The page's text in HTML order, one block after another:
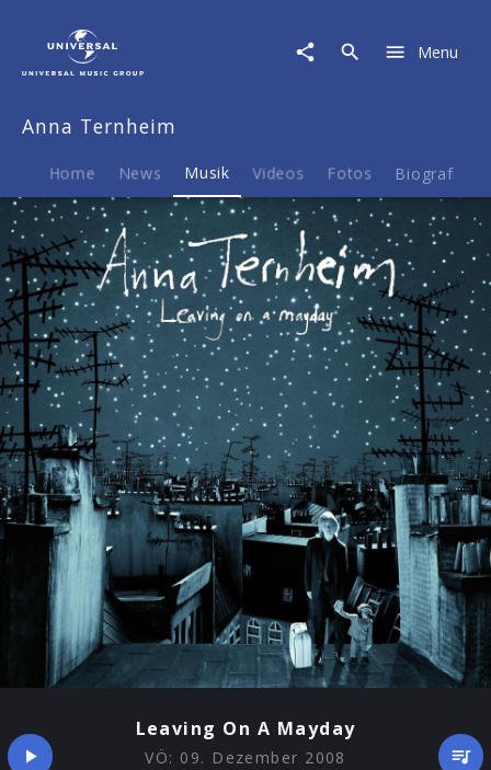
Ternheim
Musik
Leaving
Mayday
Menu
Anna Ternheim
Home News Musik Videos Fotos Biografie
Leaving On A Mayday
VÖ: 09. Dezember 2008